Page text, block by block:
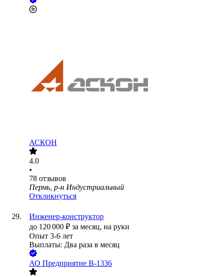
АСКОН
4.0
•
78 отзывов
Пермь, р-н Индустриальный
Откликнуться
Инженер-конструктор
до 120 000 ₽ за месяц, на руки
Опыт 3-6 лет
Выплаты: Два раза в месяц
АО Предприятие В-1336